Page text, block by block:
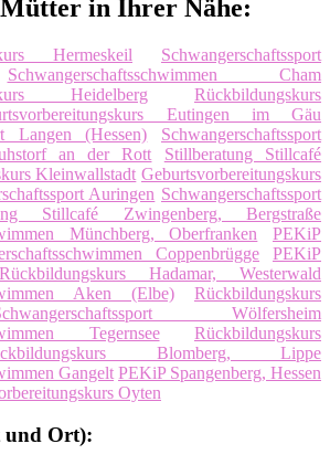
in Ihrer Nähe:
Hermeskeil
Schwangerschaftssport
Schwangerschaftsschwimmen Cham
Heidelberg
Rückbildungskurs
Eutingen im Gäu
Langen (Hessen)
Schwangerschaftssport
an der Rott
Stillberatung Stillcafé
Kleinwallstadt Geburtsvorbereitungskurs
Auringen Schwangerschaftssport
Stillcafé Zwingenberg, Bergstraße
Münchberg, Oberfranken
PEKiP
Coppenbrügge
PEKiP
Rückbildungskurs Hadamar, Westerwald
Aken (Elbe)
Rückbildungskurs
Wölfersheim
Tegernsee
Rückbildungskurs
Blomberg, Lippe
Gangelt PEKiP Spangenberg, Hessen
Oyten
und Ort):